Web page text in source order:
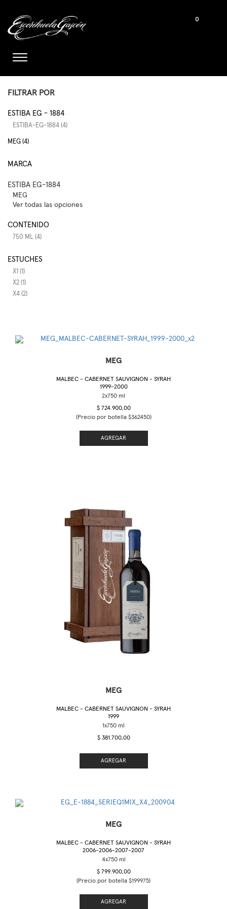
0
FILTRAR POR
ESTIBA EG - 1884
ESTIBA-EG-1884 (4)
MEG (4)
MARCA
ESTIBA EG-1884
MEG
Ver todas las opciones
CONTENIDO
750 ML (4)
ESTUCHES
X1 (1)
X2 (1)
X4 (2)
MEG
MALBEC - CABERNET SAUVIGNON - SYRAH
1999-2000
$ 724.900,00
(Precio por botella $362450)
AGREGAR
MEG
MALBEC - CABERNET SAUVIGNON - SYRAH
1999
$ 381.700,00
AGREGAR
MEG
MALBEC - CABERNET SAUVIGNON - SYRAH
2006-2006-2007-2007
$ 799.900,00
(Precio por botella $199975)
AGREGAR